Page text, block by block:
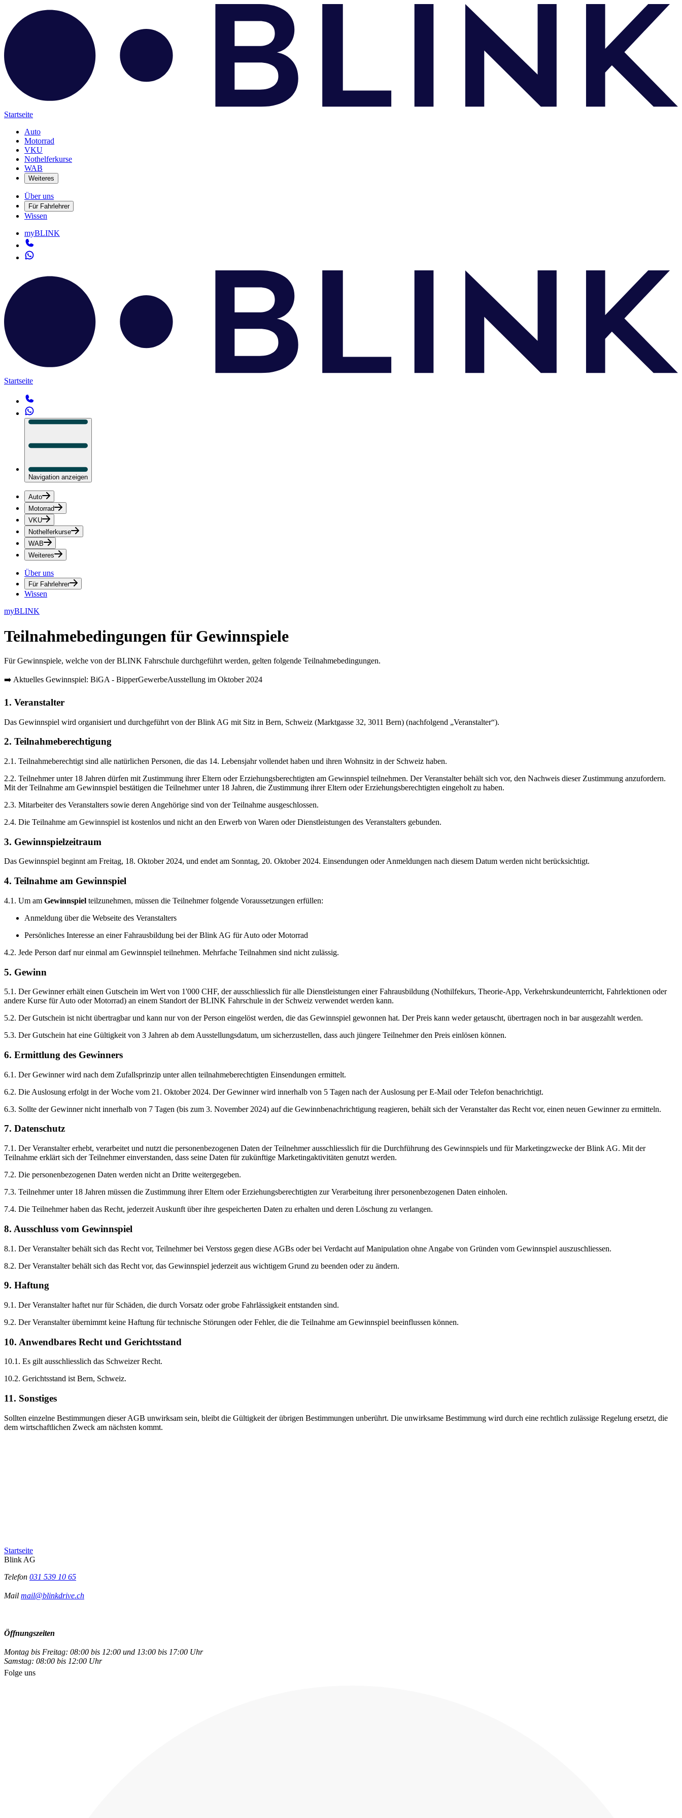
Startseite
Auto
Motorrad
VKU
Nothelferkurse
WAB
Weiteres
Über uns
Für Fahrlehrer
Wissen
myBLINK
Startseite
Navigation anzeigen
Auto
Motorrad
VKU
Nothelferkurse
WAB
Weiteres
Über uns
Für Fahrlehrer
Wissen
myBLINK
Teilnahmebedingungen für Gewinnspiele
Für Gewinnspiele, welche von der BLINK Fahrschule durchgeführt werden, gelten folgende Teilnahmebedingungen.
➡️ Aktuelles Gewinnspiel: BiGA - BipperGewerbeAusstellung im Oktober 2024
1. Veranstalter
Das Gewinnspiel wird organisiert und durchgeführt von der Blink AG mit Sitz in Bern, Schweiz (Marktgasse 32, 3011 Bern) (nachfolgend „Veranstalter“).
2. Teilnahmeberechtigung
2.1. Teilnahmeberechtigt sind alle natürlichen Personen, die das 14. Lebensjahr vollendet haben und ihren Wohnsitz in der Schweiz haben.
2.2. Teilnehmer unter 18 Jahren dürfen mit Zustimmung ihrer Eltern oder Erziehungsberechtigten am Gewinnspiel teilnehmen. Der Veranstalter behält sich vor, den Nachweis dieser Zustimmung anzufordern.
Mit der Teilnahme am Gewinnspiel bestätigen die Teilnehmer unter 18 Jahren, die Zustimmung ihrer Eltern oder Erziehungsberechtigten eingeholt zu haben.
2.3. Mitarbeiter des Veranstalters sowie deren Angehörige sind von der Teilnahme ausgeschlossen.
2.4. Die Teilnahme am Gewinnspiel ist kostenlos und nicht an den Erwerb von Waren oder Dienstleistungen des Veranstalters gebunden.
3. Gewinnspielzeitraum
Das Gewinnspiel beginnt am Freitag, 18. Oktober 2024, und endet am Sonntag, 20. Oktober 2024. Einsendungen oder Anmeldungen nach diesem Datum werden nicht berücksichtigt.
4. Teilnahme am Gewinnspiel
4.1. Um am Gewinnspiel teilzunehmen, müssen die Teilnehmer folgende Voraussetzungen erfüllen:
Anmeldung über die Webseite des Veranstalters
Persönliches Interesse an einer Fahrausbildung bei der Blink AG für Auto oder Motorrad
4.2. Jede Person darf nur einmal am Gewinnspiel teilnehmen. Mehrfache Teilnahmen sind nicht zulässig.
5. Gewinn
5.1. Der Gewinner erhält einen Gutschein im Wert von 1'000 CHF, der ausschliesslich für alle Dienstleistungen einer Fahrausbildung (Nothilfekurs, Theorie-App, Verkehrskundeunterricht, Fahrlektionen oder
andere Kurse für Auto oder Motorrad) an einem Standort der BLINK Fahrschule in der Schweiz verwendet werden kann.
5.2. Der Gutschein ist nicht übertragbar und kann nur von der Person eingelöst werden, die das Gewinnspiel gewonnen hat. Der Preis kann weder getauscht, übertragen noch in bar ausgezahlt werden.
5.3. Der Gutschein hat eine Gültigkeit von 3 Jahren ab dem Ausstellungsdatum, um sicherzustellen, dass auch jüngere Teilnehmer den Preis einlösen können.
6. Ermittlung des Gewinners
6.1. Der Gewinner wird nach dem Zufallsprinzip unter allen teilnahmeberechtigten Einsendungen ermittelt.
6.2. Die Auslosung erfolgt in der Woche vom 21. Oktober 2024. Der Gewinner wird innerhalb von 5 Tagen nach der Auslosung per E-Mail oder Telefon benachrichtigt.
6.3. Sollte der Gewinner nicht innerhalb von 7 Tagen (bis zum 3. November 2024) auf die Gewinnbenachrichtigung reagieren, behält sich der Veranstalter das Recht vor, einen neuen Gewinner zu ermitteln.
7. Datenschutz
7.1. Der Veranstalter erhebt, verarbeitet und nutzt die personenbezogenen Daten der Teilnehmer ausschliesslich für die Durchführung des Gewinnspiels und für Marketingzwecke der Blink AG. Mit der
Teilnahme erklärt sich der Teilnehmer einverstanden, dass seine Daten für zukünftige Marketingaktivitäten genutzt werden.
7.2. Die personenbezogenen Daten werden nicht an Dritte weitergegeben.
7.3. Teilnehmer unter 18 Jahren müssen die Zustimmung ihrer Eltern oder Erziehungsberechtigten zur Verarbeitung ihrer personenbezogenen Daten einholen.
7.4. Die Teilnehmer haben das Recht, jederzeit Auskunft über ihre gespeicherten Daten zu erhalten und deren Löschung zu verlangen.
8. Ausschluss vom Gewinnspiel
8.1. Der Veranstalter behält sich das Recht vor, Teilnehmer bei Verstoss gegen diese AGBs oder bei Verdacht auf Manipulation ohne Angabe von Gründen vom Gewinnspiel auszuschliessen.
8.2. Der Veranstalter behält sich das Recht vor, das Gewinnspiel jederzeit aus wichtigem Grund zu beenden oder zu ändern.
9. Haftung
9.1. Der Veranstalter haftet nur für Schäden, die durch Vorsatz oder grobe Fahrlässigkeit entstanden sind.
9.2. Der Veranstalter übernimmt keine Haftung für technische Störungen oder Fehler, die die Teilnahme am Gewinnspiel beeinflussen können.
10. Anwendbares Recht und Gerichtsstand
10.1. Es gilt ausschliesslich das Schweizer Recht.
10.2. Gerichtsstand ist Bern, Schweiz.
11. Sonstiges
Sollten einzelne Bestimmungen dieser AGB unwirksam sein, bleibt die Gültigkeit der übrigen Bestimmungen unberührt. Die unwirksame Bestimmung wird durch eine rechtlich zulässige Regelung ersetzt, die
dem wirtschaftlichen Zweck am nächsten kommt.
Startseite
Blink AG
Telefon 031 539 10 65
Mail mail@blinkdrive.ch
Öffnungszeiten
Montag bis Freitag: 08:00 bis 12:00 und 13:00 bis 17:00 Uhr
Samstag: 08:00 bis 12:00 Uhr
Folge uns